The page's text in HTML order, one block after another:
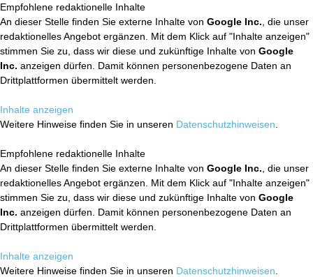
Empfohlene redaktionelle Inhalte
An dieser Stelle finden Sie externe Inhalte von Google Inc. , die unser
redaktionelles Angebot ergänzen. Mit dem Klick auf "Inhalte anzeigen"
stimmen Sie zu, dass wir diese und zukünftige Inhalte von Google
Inc. anzeigen dürfen. Damit können personenbezogene Daten an
Drittplattformen übermittelt werden.
Inhalte anzeigen
Weitere Hinweise finden Sie in unseren Datenschutzhinweisen
Empfohlene redaktionelle Inhalte
An dieser Stelle finden Sie externe Inhalte von Google Inc. , die unser
redaktionelles Angebot ergänzen. Mit dem Klick auf "Inhalte anzeigen"
stimmen Sie zu, dass wir diese und zukünftige Inhalte von Google
Inc. anzeigen dürfen. Damit können personenbezogene Daten an
Drittplattformen übermittelt werden.
Inhalte anzeigen
Weitere Hinweise finden Sie in unseren Datenschutzhinweisen